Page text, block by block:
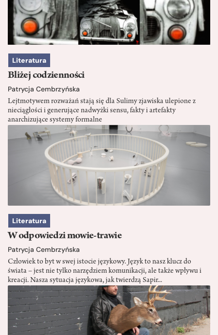
Literatura
Bliżej codzienności
Patrycja Cembrzyńska
Lejtmotywem rozważań stają się dla Sulimy zjawiska ulepione z
nieciągłości i generujące nadwyżki sensu, fakty i artefakty
anarchizujące systemy formalne
Literatura
W odpowiedzi mowie-trawie
Patrycja Cembrzyńska
Człowiek to byt w swej istocie językowy. Język to nasz klucz do
świata – jest nie tylko narzędziem komunikacji, ale także wpływu i
kreacji. Nasza sytuacja językowa, jak twierdzą Sapir...